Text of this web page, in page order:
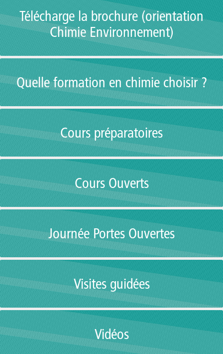
Télécharge la brochure (orientation
Chimie Environnement)
Quelle formation en chimie choisir ?
Cours préparatoires
Cours Ouverts
Journée Portes Ouvertes
Visites guidées
Vidéos